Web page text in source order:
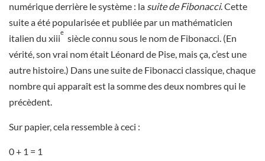
numérique derrière le système : la suite de Fibonacci. Cette
suite a été popularisée et publiée par un mathématicien
italien du xiii
e
siècle connu sous le nom de Fibonacci. (En
vérité, son vrai nom était Léonard de Pise, mais ça, c’est une
autre histoire.) Dans une suite de Fibonacci classique, chaque
nombre qui apparaît est la somme des deux nombres qui le
précèdent.
Sur papier, cela ressemble à ceci :
0 + 1 = 1